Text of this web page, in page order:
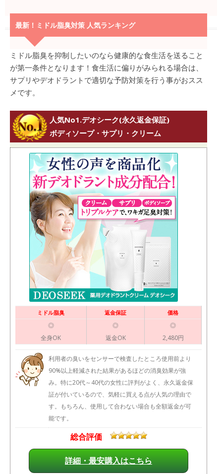
最新！ミドル脂臭対策 人気ランキング
ミドル脂臭を抑制したいのなら健康的な食生活を送ること
が第一条件となります！食生活に偏りがみられる場合は、
サプリやデオドラントで適切な予防対策を行う事がおスス
メです。
人気No1.デオシーク(永久返金保証)
ボディソープ・サプリ・クリーム
ミドル脂臭 返金保証 価格
◎
全身OK
◎
返金OK
◎
2,480円
利用者の臭いをセンサーで検査したところ使用前より
90%以上軽減された結果があるほどの消臭効果が強
み。特に20代～40代の女性に評判がよく、永久返金保
証が付いているので、気軽に買える点が人気の理由で
す。もちろん、使用して合わない場合も全額返金が可
能です。
総合評価
詳細・最安購入はこちら